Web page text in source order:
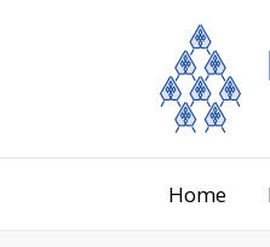
Home